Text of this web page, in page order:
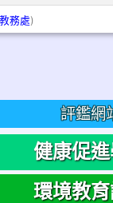
教務處)
評鑑網
健康促
環境教